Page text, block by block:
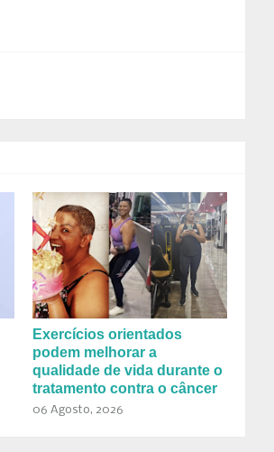
Exercícios orientados
podem melhorar a
qualidade de vida durante o
tratamento contra o câncer
06 Agosto, 2026